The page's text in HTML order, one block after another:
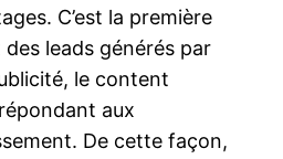
C’est la première
leads générés par
le content
aux
De cette façon,